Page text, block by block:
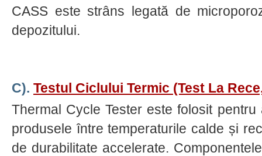
CASS este strâns legată de
depozitului.
C). Testul Ciclului Termic (test La
Thermal Cycle Tester este folosit pentru
produsele între temperaturile calde și
de durabilitate accelerate.